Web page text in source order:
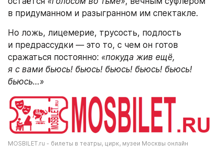
в придуманном и разыгранном им спектакле.
Но ложь, лицемерие, трусость, подлость
и предрассудки — это то, с чем он готов
сражаться постоянно: «покуда жив ещё,
я с вами бьюсь! бьюсь! бьюсь! бьюсь! бьюсь!
бьюсь…»
MOSBILET.ru - билеты в театры, цирк, музеи Москвы онлайн